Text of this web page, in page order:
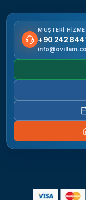
MÜŞTERI
+90 242 844